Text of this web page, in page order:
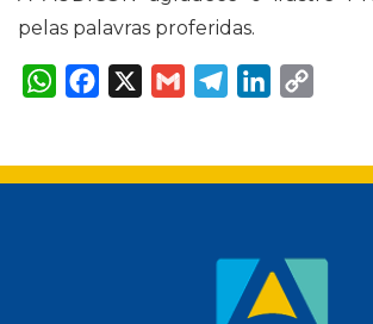
pelas palavras proferidas.
W
h
A
p
F
a
o
o
X
G
m
T
e
r
a
L
d
I
i
n